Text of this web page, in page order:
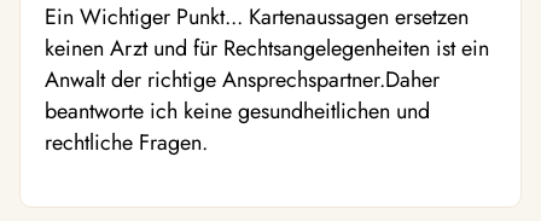
Ein Wichtiger Punkt... Kartenaussagen ersetzen
keinen Arzt und für Rechtsangelegenheiten ist ein
Anwalt der richtige Ansprechspartner.Daher
beantworte ich keine gesundheitlichen und
rechtliche Fragen.